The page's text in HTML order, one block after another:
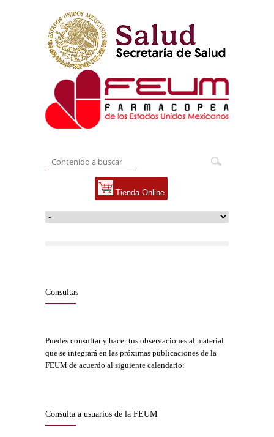
Tienda Online
Consultas
Puedes consultar y hacer tus observaciones al material
que se integrará en las próximas publicaciones de la
FEUM de acuerdo al siguiente calendario:
Consulta a usuarios de la FEUM